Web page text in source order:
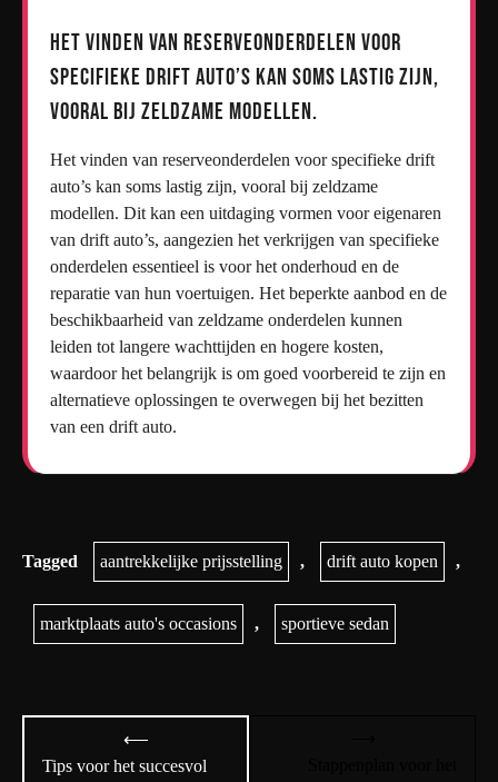
Het vinden van reserveonderdelen voor
specifieke drift auto’s kan soms lastig zijn,
vooral bij zeldzame modellen.
Het vinden van reserveonderdelen voor specifieke drift
auto’s kan soms lastig zijn, vooral bij zeldzame
modellen. Dit kan een uitdaging vormen voor eigenaren
van drift auto’s, aangezien het verkrijgen van specifieke
onderdelen essentieel is voor het onderhoud en de
reparatie van hun voertuigen. Het beperkte aanbod en de
beschikbaarheid van zeldzame onderdelen kunnen
leiden tot langere wachttijden en hogere kosten,
waardoor het belangrijk is om goed voorbereid te zijn en
alternatieve oplossingen te overwegen bij het bezitten
van een drift auto.
Tagged aantrekkelijke prijsstelling , drift auto kopen ,
marktplaats auto's occasions , sportieve sedan
navigatie
⟵
Tips voor het succesvol